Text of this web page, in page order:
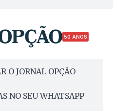
50 ANOS
O JORNAL OPÇÃO
NO SEU WHATSAPP